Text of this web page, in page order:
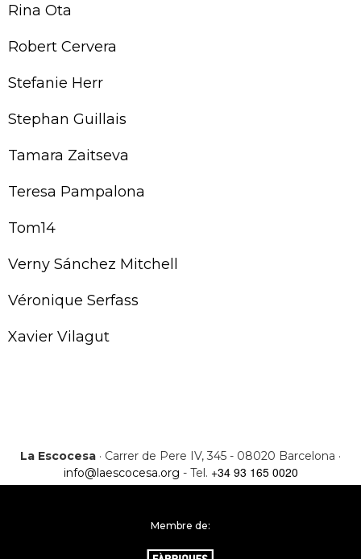
Rina Ota
Robert Cervera
Stefanie Herr
Stephan Guillais
Tamara Zaitseva
Teresa Pampalona
Tom14
Verny Sánchez Mitchell
Véronique Serfass
Xavier Vilagut
La Escocesa · Carrer de Pere IV, 345 - 08020 Barcelona ·
info@laescocesa.org - Tel. +34 93 165 0020
Membre de: